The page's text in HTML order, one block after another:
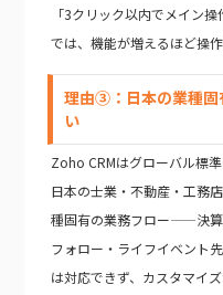
「3クリック以内でメイン
では、機能が増えるほど操作
理由③：日本の業種固
い
Zoho CRMはグローバル標準
日本の士業・不動産・工務
種固有の業務フロー——決算
フォロー・ライフイベン
は対応できず、カスタマイズ